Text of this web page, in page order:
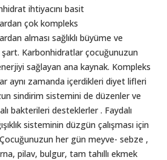
ihtiyacını basit
çok kompleks
alması sağlıklı büyüme ve
Karbonhidratlar çocuğunuzun
sağlayan ana kaynak. Kompleks
aynı zamanda içerdikleri diyet lifleri
sindirim sistemini de düzenler ve
bakterileri desteklerler . Faydalı
sisteminin düzgün çalışması için
her gün meyve- sebze ,
pilav, bulgur, tam tahıllı ekmek